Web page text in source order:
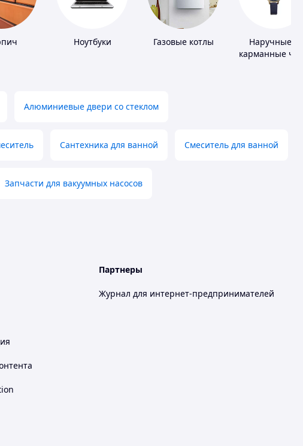
Ноутбуки Газовые котлы
Наручные и
карманные
Алюминиевые двери со стеклом
Сантехника для ванной Смеситель для ванной
Запчасти для вакуумных насосов
Партнеры
Журнал для интернет-предпринимателей